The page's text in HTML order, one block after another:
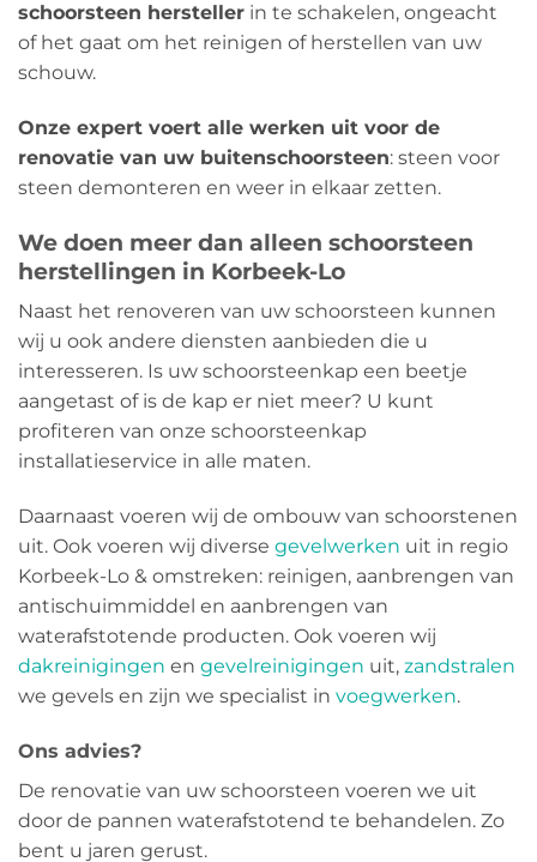
schoorsteen hersteller in te schakelen, ongeacht
of het gaat om het reinigen of herstellen van uw
schouw.
Onze expert voert alle werken uit voor de
renovatie van uw buitenschoorsteen: steen voor
steen demonteren en weer in elkaar zetten.
We doen meer dan alleen schoorsteen
herstellingen in Korbeek-Lo
Naast het renoveren van uw schoorsteen kunnen
wij u ook andere diensten aanbieden die u
interesseren. Is uw schoorsteenkap een beetje
aangetast of is de kap er niet meer? U kunt
profiteren van onze schoorsteenkap
installatieservice in alle maten.
Daarnaast voeren wij de ombouw van schoorstenen
uit. Ook voeren wij diverse gevelwerken uit in regio
Korbeek-Lo & omstreken: reinigen, aanbrengen van
antischuimmiddel en aanbrengen van
waterafstotende producten. Ook voeren wij
dakreinigingen en gevelreinigingen uit, zandstralen
we gevels en zijn we specialist in voegwerken.
Ons advies?
De renovatie van uw schoorsteen voeren we uit
door de pannen waterafstotend te behandelen. Zo
bent u jaren gerust.